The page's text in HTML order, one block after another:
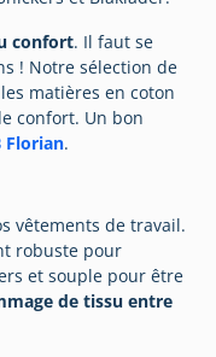
confort. Il faut se
! Notre sélection de
matières en coton
confort. Un bon
Florian.
vêtements de travail.
robuste pour
et souple pour être
de tissu entre